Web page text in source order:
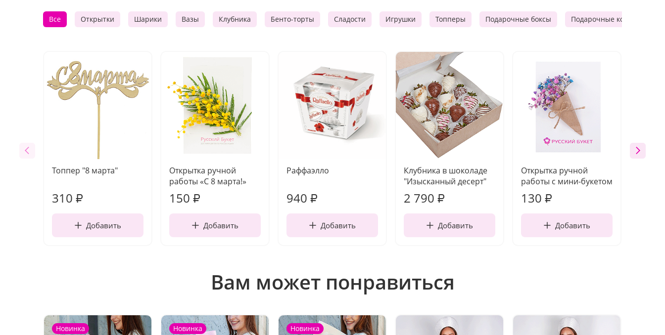
Все Открытки Шарики Вазы Клубника Бенто-торты Сладости Игрушки Топперы Подарочные боксы Подарочные корзины
Топпер "8 марта"
310 ₽
Добавить
Открытка ручной
работы «С 8 марта!»
150 ₽
Добавить
Раффаэлло
940 ₽
Добавить
Клубника в шоколаде
"Изысканный десерт"
2 790 ₽
Добавить
Открытка ручной
работы с мини-букетом
130 ₽
Добавить
Вам может понравиться
Новинка Новинка Новинка